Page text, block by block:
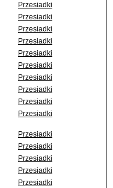
Przesiadki
Przesiadki
Przesiadki
Przesiadki
Przesiadki
Przesiadki
Przesiadki
Przesiadki
Przesiadki
Przesiadki
Przesiadki
Przesiadki
Przesiadki
Przesiadki
Przesiadki